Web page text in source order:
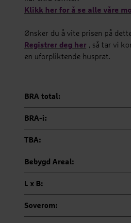
Klikk her for å se alle våre
Ønsker du å vite prisen på
Registrer deg her, så tar vi
en uforpliktende husprat.
BRA total:
BRA-i:
TBA:
Bebygd Areal:
L x B:
Soverom: